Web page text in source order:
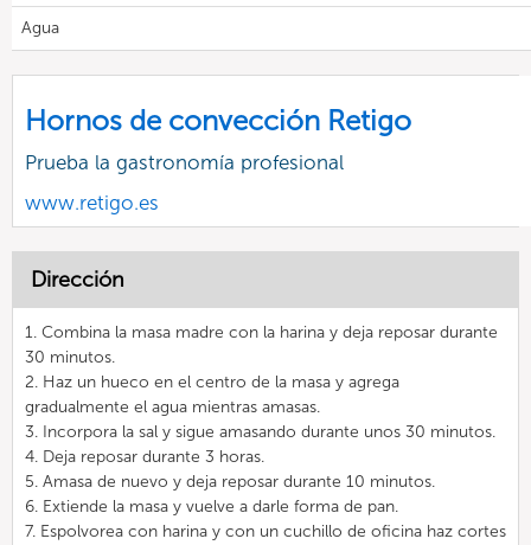
Agua
Hornos de convección Retigo
Prueba la gastronomía profesional
www.retigo.es
Dirección
1. Combina la masa madre con la harina y deja reposar durante
30 minutos.
2. Haz un hueco en el centro de la masa y agrega
gradualmente el agua mientras amasas.
3. Incorpora la sal y sigue amasando durante unos 30 minutos.
4. Deja reposar durante 3 horas.
5. Amasa de nuevo y deja reposar durante 10 minutos.
6. Extiende la masa y vuelve a darle forma de pan.
7. Espolvorea con harina y con un cuchillo de oficina haz cortes